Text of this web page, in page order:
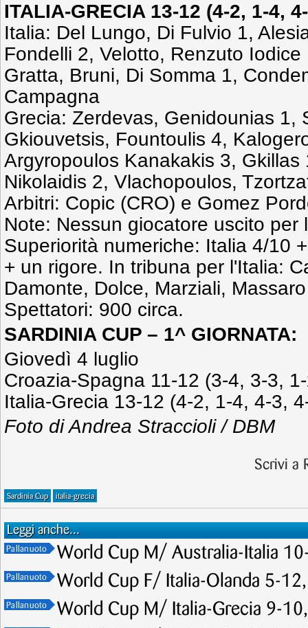
ITALIA-GRECIA 13-12 (4-2, 1-4,
Italia: Del Lungo, Di Fulvio 1,
Fondelli 2, Velotto, Renzuto
Gratta, Bruni, Di Somma 1,
Campagna
Grecia: Zerdevas, Genidounias 1,
Gkiouvetsis, Fountoulis 4,
Argyropoulos Kanakakis 3,
Nikolaidis 2, Vlachopoulos,
Arbitri: Copic (CRO) e Gomez
Note: Nessun giocatore uscito per
Superiorità numeriche: Italia 4/10
+ un rigore. In tribuna per l'Italia:
Damonte, Dolce, Marziali,
Spettatori: 900 circa.
SARDINIA CUP – 1^ GIORNATA:
Giovedì 4 luglio
Croazia-Spagna 11-12 (3-4, 3-3,
Italia-Grecia 13-12 (4-2, 1-4, 4-3,
Foto di Andrea Straccioli / DBM
Scrivi a
Sardinia Cup italia-grecia
Leggi anche...
Pallanuoto World Cup M/ Australia-Italia
Pallanuoto World Cup F/ Italia-Olanda 5-
Pallanuoto World Cup M/ Italia-Grecia 9-